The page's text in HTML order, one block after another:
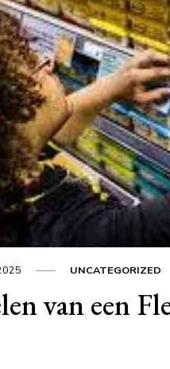
UNCATEGORIZED
van een